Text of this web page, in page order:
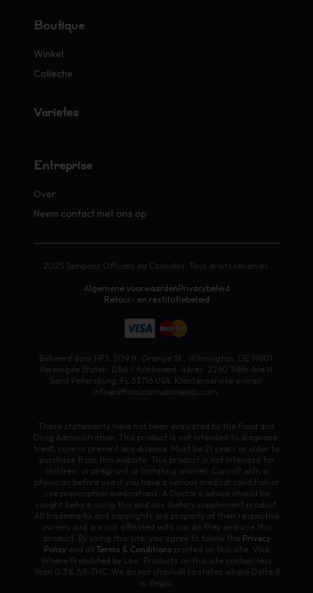
Boutique
Winkel
Collectie
Variétés
Entreprise
Over
Neem contact met ons op
2025 Tampons Officiels de Cannabis. Tous droits réservés.
Algemene voorwaardenPrivacybeleid
Retour- en restitutiebeleid
Beheerd door HFS, 209 N. Orange St., Wilmington, DE 19801,
Verenigde Staten. DBA / fulfillment-adres: 2260 118th Ave N,
Saint Petersburg, FL 33716 USA. Klantenservice e-mail:
info@officialcannabisseeds.com.
These statements have not been evaluated by the Food and
Drug Administration. This product is not intended to diagnose,
treat, cure or prevent any disease. Must be 21 years or older to
purchase from this website. This product is not intended for
children, or pregnant or lactating women. Consult with a
physician before use if you have a serious medical condition or
use prescription medications. A Doctor’s advice should be
sought before using this and any dietary supplement product.
All trademarks and copyrights are property of their respective
owners and are not affiliated with nor do they endorse this
product. By using this site, you agree to follow the Privacy
Policy and all Terms & Conditions printed on this site. Void
Where Prohibited by Law. Products on this site contain less
than 0.3% Δ9-THC. We do not ship/sell to states where Delta 8
is illegal.